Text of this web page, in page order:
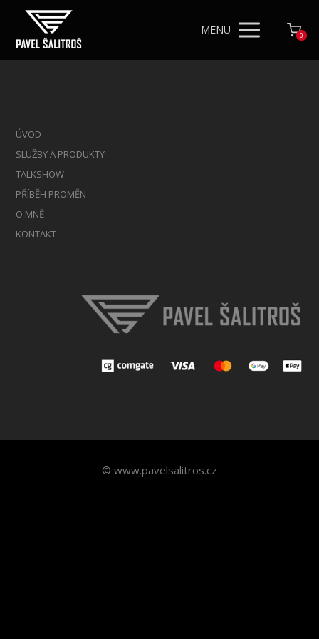
MENU 0
ÚVOD
SLUŽBY A PRODUKTY
TALKSHOW
PŘÍBĚH PROMĚN
O MNĚ
KONTAKT
© www.pavelsalitros.cz